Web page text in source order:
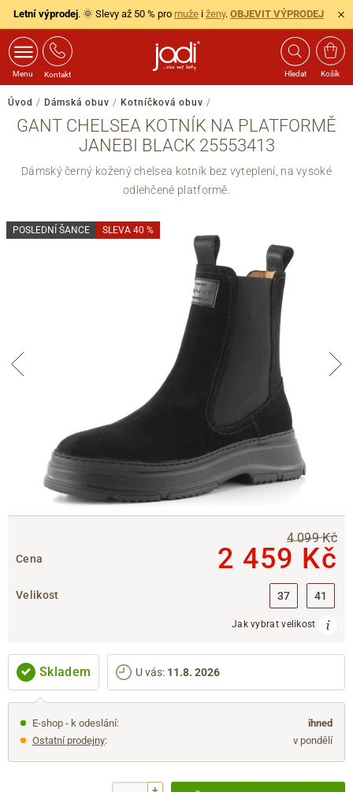
Letní výprodej. 🌞 Slevy až 50 % pro muže i ženy. OBJEVIT VÝPRODEJ
Menu Kontakt Hledat Košík
Úvod / Dámská obuv / Kotníčková obuv /
GANT CHELSEA KOTNÍK NA PLATFORMĚ
JANEBI BLACK 25553413
Dámský černý kožený chelsea kotník bez vyteplení, na vysoké
odlehčené platformě.
POSLEDNÍ ŠANCE SLEVA 40 %
Cena
4 099 Kč
2 459 Kč
Velikost 37 41
Jak vybrat velikost
Skladem U vás: 11.8. 2026
E-shop - k odeslání:
ihned
Ostatní prodejny: v pondělí